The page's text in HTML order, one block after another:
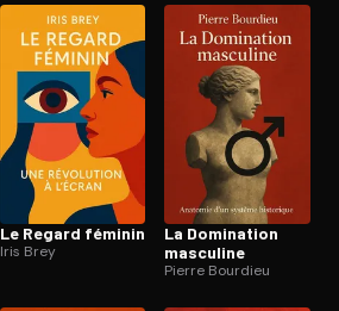
Le Regard féminin
Iris Brey
La Domination
masculine
Pierre Bourdieu